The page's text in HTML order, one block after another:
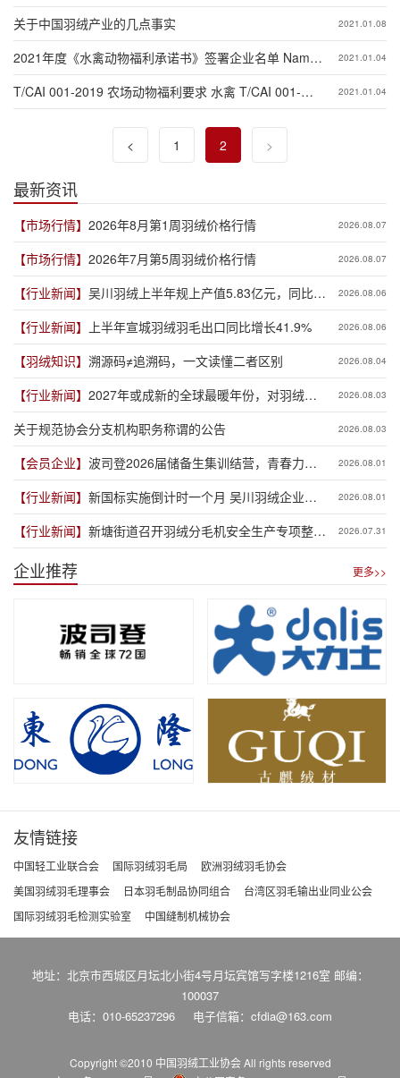
关于中国羽绒产业的几点事实 2021.01.08
2021年度《水禽动物福利承诺书》签署企业名单 Name
List of 2021 Waterfowl Animal Welfare Commitment
2021.01.04
T/CAI 001-2019 农场动物福利要求 水禽 T/CAI 001-
2019 Farm Animal Welfare Requirements Waterfowl
2021.01.04
< 1 2 >
最新资讯
【市场行情】 2026年8月第1周羽绒价格行情 2026.08.07
【市场行情】 2026年7月第5周羽绒价格行情 2026.08.07
【行业新闻】 吴川羽绒上半年规上产值5.83亿元，同比增
长19.3%
2026.08.06
【行业新闻】 上半年宣城羽绒羽毛出口同比增长41.9% 2026.08.06
【羽绒知识】 溯源码≠追溯码，一文读懂二者区别 2026.08.04
【行业新闻】 2027年或成新的全球最暖年份，对羽绒产
业有何影响？
2026.08.03
关于规范协会分支机构职务称谓的公告 2026.08.03
【会员企业】 波司登2026届储备生集训结营，青春力量
赋能品牌新程
2026.08.01
【行业新闻】 新国标实施倒计时一个月 吴川羽绒企业集
体“抢跑”新规
2026.08.01
【行业新闻】 新塘街道召开羽绒分毛机安全生产专项整治
推进会
2026.07.31
企业推荐 更多>>
友情链接
中国轻工业联合会 国际羽绒羽毛局
欧洲羽绒羽毛协会
美国羽绒羽毛理事会
日本羽毛制品协同组合
台湾区羽毛输出业同业公会
国际羽绒羽毛检测实验室
中国缝制机械协会
地址：北京市西城区月坛北小街4号月坛宾馆写字楼1216室 邮编：
100037
电话：010-65237296
电子信箱：cfdia@163.com
Copyright ©2010 中国羽绒工业协会All rights reserved